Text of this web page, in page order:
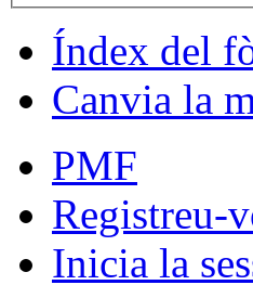
Índex del
Canvia la
PMF
Registreu-
Inicia la